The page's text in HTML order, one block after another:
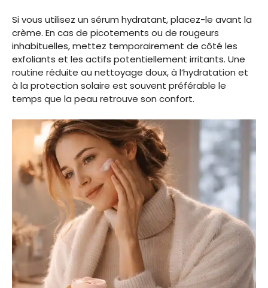
Si vous utilisez un sérum hydratant, placez-le avant la
crème. En cas de picotements ou de rougeurs
inhabituelles, mettez temporairement de côté les
exfoliants et les actifs potentiellement irritants. Une
routine réduite au nettoyage doux, à l’hydratation et
à la protection solaire est souvent préférable le
temps que la peau retrouve son confort.